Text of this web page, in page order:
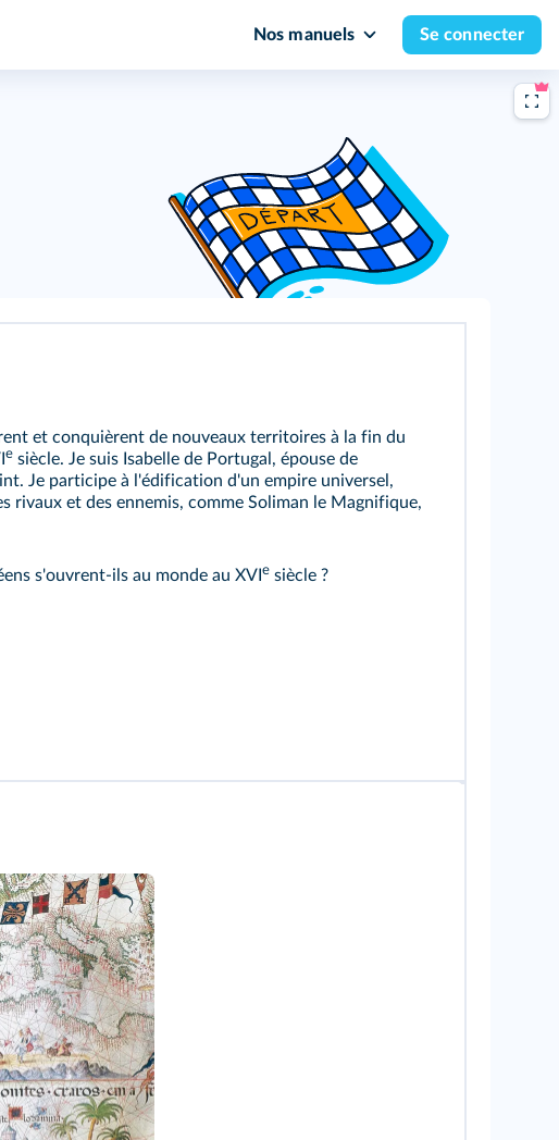
Nos manuels Se connecter
et conquièrent de nouveaux territoires à la fin du
e siècle. Je suis Isabelle de Portugal, épouse de
Je participe à l'édification d'un empire universel,
rivaux et des ennemis, comme Soliman le Magnifique,
s'ouvrent-ils au monde au XVI e siècle ?